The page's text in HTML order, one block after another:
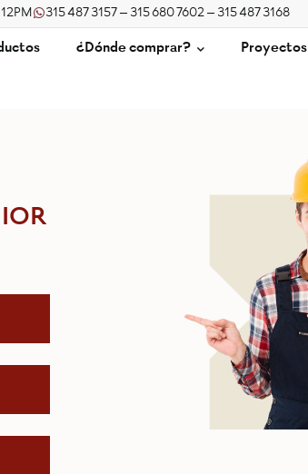
315 487 3157 – 315 680 7602 – 315 487 3168
¿Dónde comprar? Proyectos